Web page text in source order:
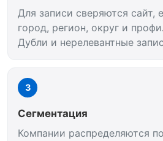
Для записи сверяются сайт,
город, регион, округ и
Дубли и нерелевантные
3
Сегментация
Компании распределяются